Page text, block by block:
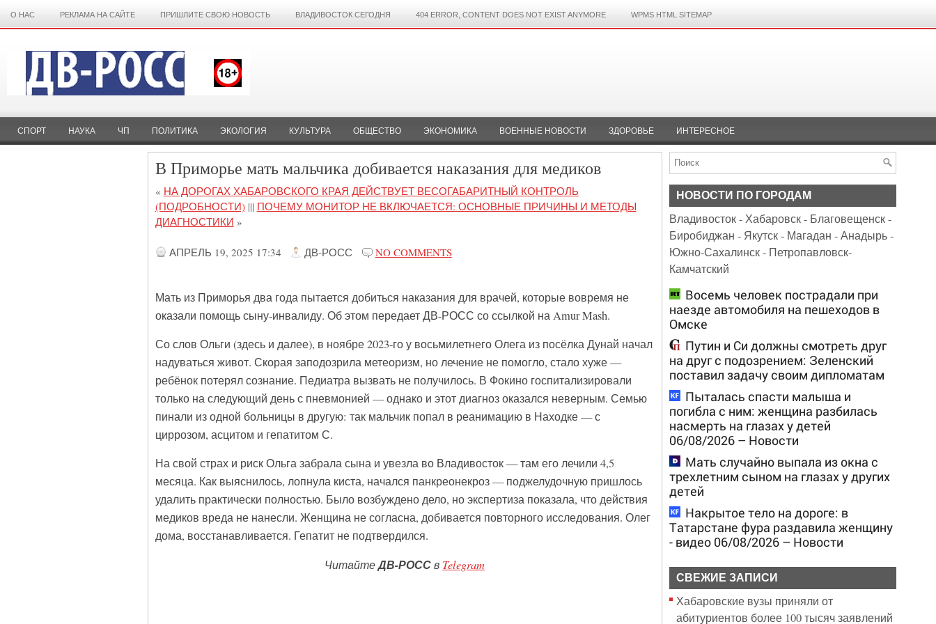
О НАС РЕКЛАМА НА САЙТЕ ПРИШЛИТЕ СВОЮ НОВОСТЬ ВЛАДИВОСТОК СЕГОДНЯ 404 ERROR, CONTENT DOES NOT EXIST ANYMORE WPMS HTML SITEMAP
СПОРТ НАУКА ЧП ПОЛИТИКА ЭКОЛОГИЯ КУЛЬТУРА ОБЩЕСТВО ЭКОНОМИКА ВОЕННЫЕ НОВОСТИ ЗДОРОВЬЕ ИНТЕРЕСНОЕ
В Приморье мать мальчика добивается наказания для медиков
« НА ДОРОГАХ ХАБАРОВСКОГО КРАЯ ДЕЙСТВУЕТ ВЕСОГАБАРИТНЫЙ КОНТРОЛЬ
(ПОДРОБНОСТИ)||| ПОЧЕМУ МОНИТОР НЕ ВКЛЮЧАЕТСЯ: ОСНОВНЫЕ ПРИЧИНЫ И МЕТОДЫ
ДИАГНОСТИКИ »
АПРЕЛЬ 19, 2025 17:34 ДВ-РОСС NO COMMENTS
Мать из Приморья два года пытается добиться наказания для врачей, которые вовремя не
оказали помощь сыну-инвалиду. Об этом передает ДВ-РОСС со ссылкой на Amur Mash.
Со слов Ольги (здесь и далее), в ноябре 2023-го у восьмилетнего Олега из посёлка Дунай начал
надуваться живот. Скорая заподозрила метеоризм, но лечение не помогло, стало хуже —
ребёнок потерял сознание. Педиатра вызвать не получилось. В Фокино госпитализировали
только на следующий день с пневмонией — однако и этот диагноз оказался неверным. Семью
пинали из одной больницы в другую: так мальчик попал в реанимацию в Находке — с
циррозом, асцитом и гепатитом С.
На свой страх и риск Ольга забрала сына и увезла во Владивосток — там его лечили 4,5
месяца. Как выяснилось, лопнула киста, начался панкреонекроз — поджелудочную пришлось
удалить практически полностью. Было возбуждено дело, но экспертиза показала, что действия
медиков вреда не нанесли. Женщина не согласна, добивается повторного исследования. Олег
дома, восстанавливается. Гепатит не подтвердился.
ЧитайтеДВ-РОССв Telegram
НОВОСТИ ПО ГОРОДАМ
Владивосток-Хабаровск- Благовещенск-
Биробиджан - Якутск- Магадан -Анадырь-
Южно-Сахалинск- Петропавловск-
Камчатский
Восемь человек пострадали при
наезде автомобиля на пешеходов в
Омске
Путин и Си должны смотреть друг
на друг с подозрением: Зеленский
поставил задачу своим дипломатам
Пыталась спасти малыша и
погибла с ним: женщина разбилась
насмерть на глазах у детей
06/08/2026 – Новости
Мать случайно выпала из окна с
трехлетним сыном на глазах у других
детей
Накрытое тело на дороге: в
Татарстане фура раздавила женщину
- видео 06/08/2026 – Новости
СВЕЖИЕ ЗАПИСИ
Хабаровские вузы приняли от
абитуриентов более 100 тысяч заявлений